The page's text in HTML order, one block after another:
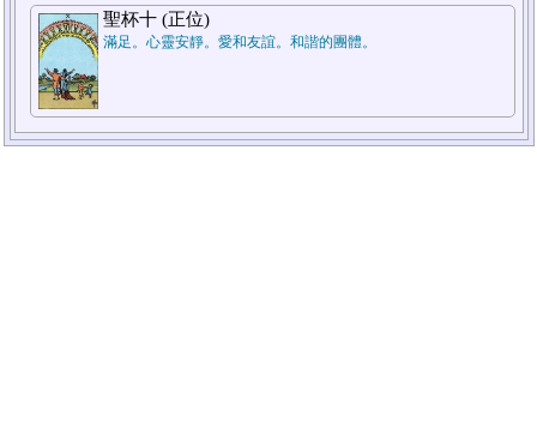
聖杯十 (正位)
滿足。心靈安靜。愛和友誼。和諧的團體。